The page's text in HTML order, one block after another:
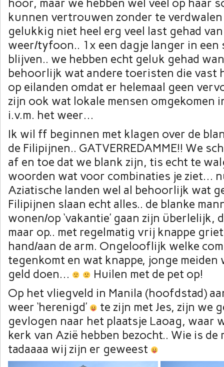
hoor, maar we hebben wel veel op haar
kunnen vertrouwen zonder te
gelukkig niet heel erg veel last gehad
weer/tyfoon.. 1x een dagje langer in een
blijven.. we hebben echt geluk gehad
behoorlijk wat andere toeristen die vast
op eilanden omdat er helemaal geen
zijn ook wat lokale mensen omgekomen
i.v.m. het weer…
Ik wil ff beginnen met klagen over de
de Filipijnen.. GATVERREDAMME!! We
af en toe dat we blank zijn, tis echt te
woorden wat voor combinaties je ziet…
Aziatische landen wel al behoorlijk wat
Filipijnen slaan echt alles.. de blanke
wonen/op ‘vakantie’ gaan zijn überlelijk,
maar op.. met regelmatig vrij knappe
hand/aan de arm. Ongelooflijk welke
tegenkomt en wat knappe, jonge
geld doen…
Huilen met de pet op!
Op het vliegveld in Manila (hoofdstad)
weer ‘herenigd’
te zijn met Jes, zijn we
gevlogen naar het plaatsje Laoag, waar
kerk van Azië hebben bezocht.. Wie is de
tadaaaa wij zijn er geweest